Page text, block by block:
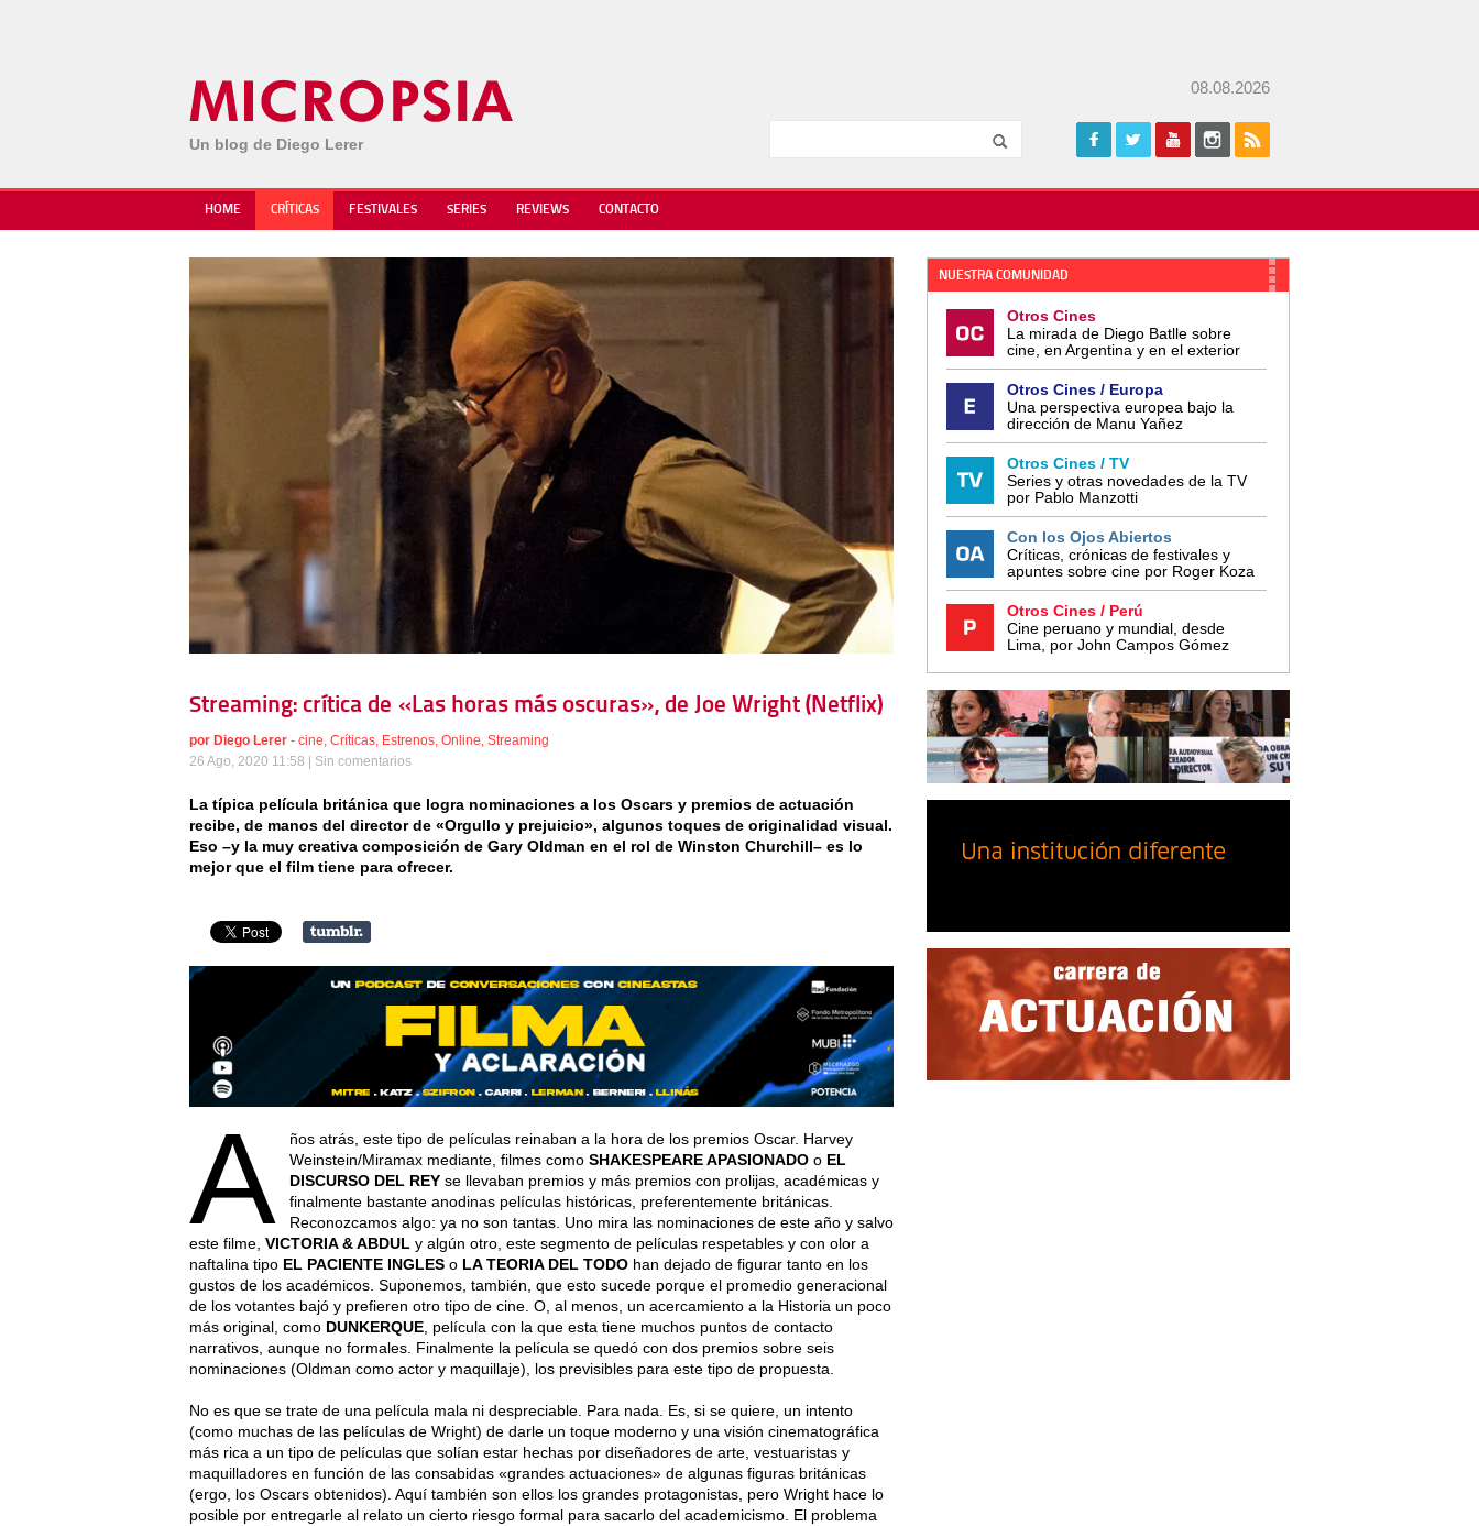
Un blog de Diego Lerer
08.08.2026
HOME CRÍTICAS FESTIVALES SERIES REVIEWS CONTACTO
Streaming: crítica de «Las horas más oscuras», de Joe Wright (Netflix)
por Diego Lerer - cine, Críticas, Estrenos, Online, Streaming
26 Ago, 2020 11:58 | Sin comentarios
La típica película británica que logra nominaciones a los Oscars y premios de actuación
recibe, de manos del director de «Orgullo y prejuicio», algunos toques de originalidad visual.
Eso –y la muy creativa composición de Gary Oldman en el rol de Winston Churchill– es lo
mejor que el film tiene para ofrecer.
A
ños atrás, este tipo de películas reinaban a la hora de los premios Oscar. Harvey
Weinstein/Miramax mediante, filmes como SHAKESPEARE APASIONADOo EL
DISCURSO DEL REYse llevaban premios y más premios con prolijas, académicas y
finalmente bastante anodinas películas históricas, preferentemente británicas.
Reconozcamos algo: ya no son tantas. Uno mira las nominaciones de este año y salvo
este filme, VICTORIA & ABDUL y algún otro, este segmento de películas respetables y con olor a
naftalina tipo EL PACIENTE INGLES o LA TEORIA DEL TODO han dejado de figurar tanto en los
gustos de los académicos. Suponemos, también, que esto sucede porque el promedio generacional
de los votantes bajó y prefieren otro tipo de cine. O, al menos, un acercamiento a la Historia un poco
más original, como DUNKERQUE, película con la que esta tiene muchos puntos de contacto
narrativos, aunque no formales. Finalmente la película se quedó con dos premios sobre seis
nominaciones (Oldman como actor y maquillaje), los previsibles para este tipo de propuesta.
No es que se trate de una película mala ni despreciable. Para nada. Es, si se quiere, un intento
(como muchas de las películas de Wright) de darle un toque moderno y una visión cinematográfica
más rica a un tipo de películas que solían estar hechas por diseñadores de arte, vestuaristas y
maquilladores en función de las consabidas «grandes actuaciones» de algunas figuras británicas
(ergo, los Oscars obtenidos). Aquí también son ellos los grandes protagonistas, pero Wright hace lo
posible por entregarle al relato un cierto riesgo formal para sacarlo del academicismo. El problema
NUESTRA COMUNIDAD
Otros Cines
La mirada de Diego Batlle sobre
cine, en Argentina y en el exterior
Otros Cines / Europa
Una perspectiva europea bajo la
dirección de Manu Yañez
Otros Cines / TV
Series y otras novedades de la TV
por Pablo Manzotti
Con los Ojos Abiertos
Críticas, crónicas de festivales y
apuntes sobre cine por Roger Koza
Otros Cines / Perú
Cine peruano y mundial, desde
Lima, por John Campos Gómez